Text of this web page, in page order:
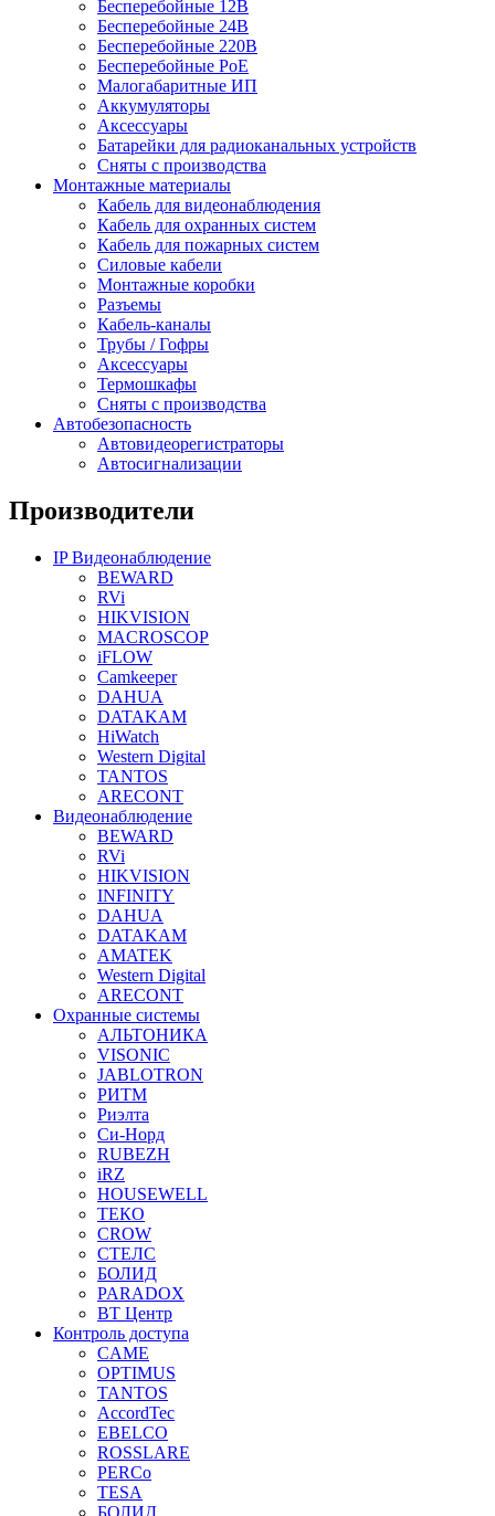
Бесперебойные 12В
Бесперебойные 24В
Бесперебойные 220В
Бесперебойные PoE
Малогабаритные ИП
Аккумуляторы
Аксессуары
Батарейки для радиоканальных устройств
Сняты с производства
Монтажные материалы
Кабель для видеонаблюдения
Кабель для охранных систем
Кабель для пожарных систем
Силовые кабели
Монтажные коробки
Разъемы
Кабель-каналы
Трубы / Гофры
Аксессуары
Термошкафы
Сняты с производства
Автобезопасность
Автовидеорегистраторы
Автосигнализации
Производители
IP Видеонаблюдение
BEWARD
RVi
HIKVISION
MACROSCOP
iFLOW
Camkeeper
DAHUA
DATAKAM
HiWatch
Western Digital
TANTOS
ARECONT
Видеонаблюдение
BEWARD
RVi
HIKVISION
INFINITY
DAHUA
DATAKAM
AMATEK
Western Digital
ARECONT
Охранные системы
АЛЬТОНИКА
VISONIC
JABLOTRON
РИТМ
Риэлта
Си-Норд
RUBEZH
iRZ
HOUSEWELL
ТЕКО
CROW
СТЕЛС
БОЛИД
PARADOX
ВТ Центр
Контроль доступа
CAME
OPTIMUS
TANTOS
AccordTec
EBELCO
ROSSLARE
PERCo
TESA
БОЛИД